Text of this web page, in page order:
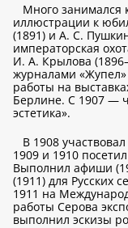
Много занимался
иллюстрации к
(1891) и А. С.
императорская
И. А. Крылова
журналами
работы на
Берлине. С 1907 —
эстетика».
В 1908
1909 и 1910
Выполнил афиши
(1911) для Русских
1911 на
работы Серова
выполнил эскизы